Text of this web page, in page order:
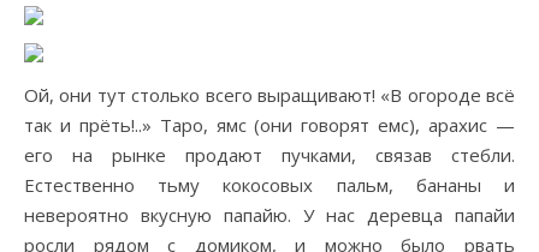
Ой, они тут столько всего выращивают! «В огороде всё
так и прёть!..» Таро, ямс (они говорят емс), арахис —
его на рынке продают пучками, связав стебли.
Естественно тьму кокосовых пальм, бананы и
невероятно вкусную папайю. У нас деревца папайи
росли рядом с домиком, и можно было рвать